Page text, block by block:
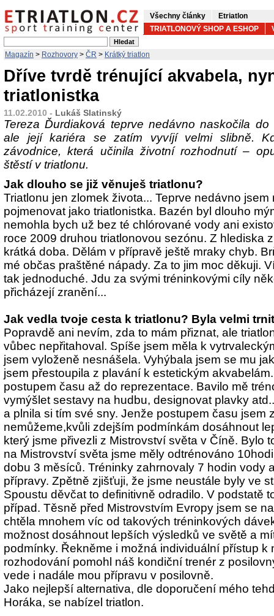
Všechny články
Etriatlon
TRIATLONOVÝ SHOP A ESHOP
Magazín > Rozhovory > ČR > Krátký triatlon
Dříve tvrdě trénující akvabela,
triatlonistka
11.02.2010 - Lukáš Slatinský
Tereza Ďurdiaková teprve nedávno naskočila do
ale její kariéra se zatím vyvíjí velmi slibně.
závodnice, která učinila životní rozhodnutí –
štěstí v triatlonu.
Jak dlouho se již věnuješ triatlonu?
Triatlonu jen zlomek života... Teprve nedávno
pojmenovat jako triatlonistka. Bazén byl dlouho
nemohla bych už bez té chlórované vody ani
roce 2009 druhou triatlonovou sezónu. Z hlediska
krátká doba. Dělám v přípravě ještě mraky chyb.
mé občas praštěné nápady. Za to jim moc děkuji.
tak jednoduché. Jdu za svými tréninkovými cíly
přicházejí zranění...
Jak vedla tvoje cesta k triatlonu? Byla velmi
Popravdě ani nevím, zda to mám přiznat, ale
vůbec nepřitahoval. Spíše jsem měla k
jsem vyloženě nesnášela. Vyhýbala jsem se mu
jsem přestoupila z plavání k estetickým
postupem času až do reprezentace. Bavilo mě
vymýšlet sestavy na hudbu, designovat plavky
a plnila si tím své sny. Jenže postupem času jsem
nemůžeme,kvůli zdejším podmínkám dosáhnout
který jsme přivezli z Mistrovství světa v Číně. Bylo
na Mistrovství světa jsme měly odtrénováno
dobu 3 měsíců. Tréninky zahrnovaly 7 hodin vody
přípravy. Zpětně zjišťuji, že jsme neustále byly ve
Spoustu děvčat to definitivně odradilo. V podstatě
případ. Těsně před Mistrovstvím Evropy jsem se
chtěla mnohem víc od takových tréninkových
možnost dosáhnout lepších výsledků ve světě a
podmínky. Řekněme i možná individuální přístup k
rozhodování pomohl náš kondiční trenér z
vede i nadále mou přípravu v posilovně.
Jako nejlepší alternativa, dle doporučení mého
Horáka, se nabízel triatlon.